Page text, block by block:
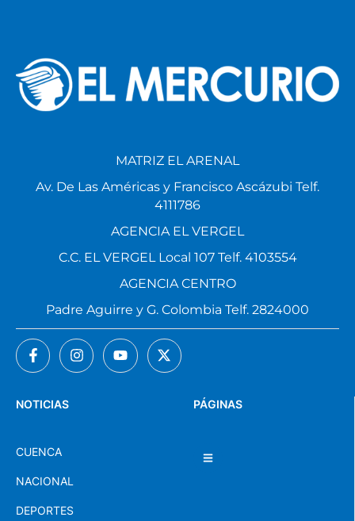
PÁGINAS
NOTICIAS
CUENCA
NACIONAL
DEPORTES
MATRIZ EL ARENAL
Av. De Las Américas y Francisco Ascázubi Telf.
4111786
AGENCIA EL VERGEL
C.C. EL VERGEL Local 107 Telf. 4103554
AGENCIA CENTRO
Padre Aguirre y G. Colombia Telf. 2824000